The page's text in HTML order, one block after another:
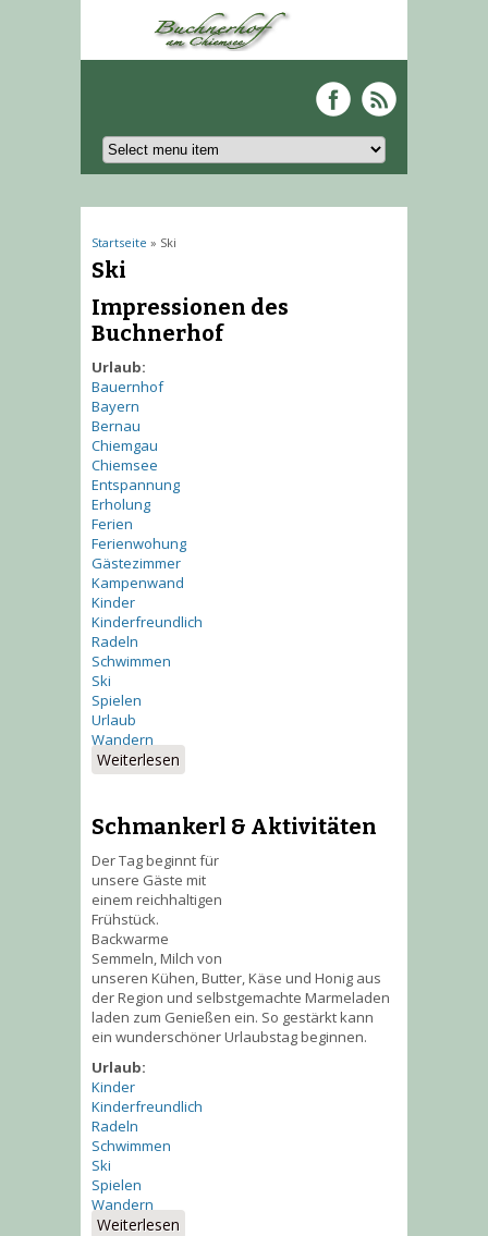
Sie sind hier
Startseite » Ski
Ski
Impressionen des
Buchnerhof
Urlaub:
Bauernhof
Bayern
Bernau
Chiemgau
Chiemsee
Entspannung
Erholung
Ferien
Ferienwohung
Gästezimmer
Kampenwand
Kinder
Kinderfreundlich
Radeln
Schwimmen
Ski
Spielen
Urlaub
Wandern
Weiterlesen
Buchnerhof
Schmankerl & Aktivitäten
Der Tag beginnt für
unsere Gäste mit
einem reichhaltigen
Frühstück.
Backwarme
Semmeln, Milch von
unseren Kühen, Butter, Käse und Honig aus
der Region und selbstgemachte Marmeladen
laden zum Genießen ein. So gestärkt kann
ein wunderschöner Urlaubstag beginnen.
Urlaub:
Kinder
Kinderfreundlich
Radeln
Schwimmen
Ski
Spielen
Wandern
Weiterlesen